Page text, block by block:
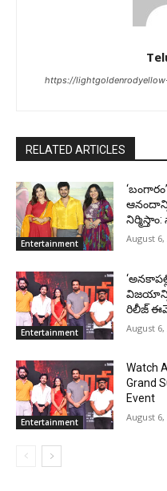
https://
RELATED ARTICLES
Entertainment August 6,
Entertainment
విజయాన్ని
రిలీజ్
August 6,
Entertainment
Watch
Grand
Event
August 6,